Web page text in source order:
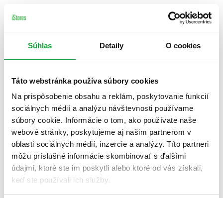
Súhlas Detaily O cookies
Táto webstránka používa súbory cookies
Na prispôsobenie obsahu a reklám, poskytovanie funkcií
sociálnych médií a analýzu návštevnosti používame
súbory cookie. Informácie o tom, ako používate naše
webové stránky, poskytujeme aj našim partnerom v
oblasti sociálnych médií, inzercie a analýzy. Títo partneri
môžu príslušné informácie skombinovať s ďalšími
údajmi, ktoré ste im poskytli alebo ktoré od vás získali,
keď ste používali ich služby.